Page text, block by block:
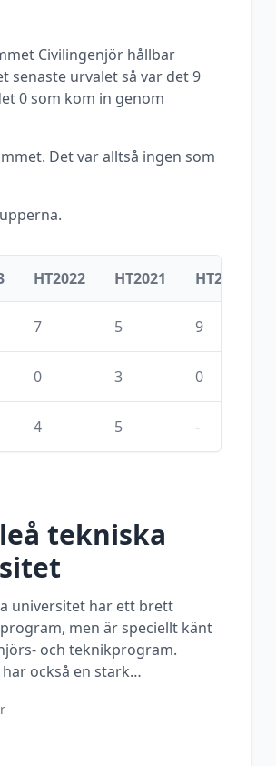
Civilingenjör hållbar
senaste urvalet så var det9
0som kom in genom
Det var alltså ingen som
HT2022 HT2021 HT2020
7 5 9
0 3 0
4 5 -
tekniska
universitet har ett brett
men är speciellt känt
och teknikprogram.
också en stark